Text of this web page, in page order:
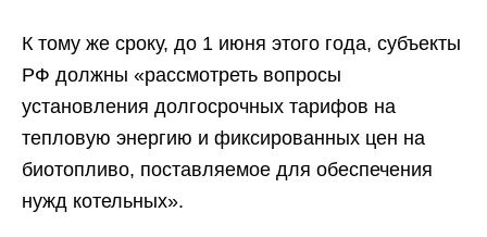
К тому же сроку, до 1 июня этого года, субъекты
РФ должны «рассмотреть вопросы
установления долгосрочных тарифов на
тепловую энергию и фиксированных цен на
биотопливо, поставляемое для обеспечения
нужд котельных».